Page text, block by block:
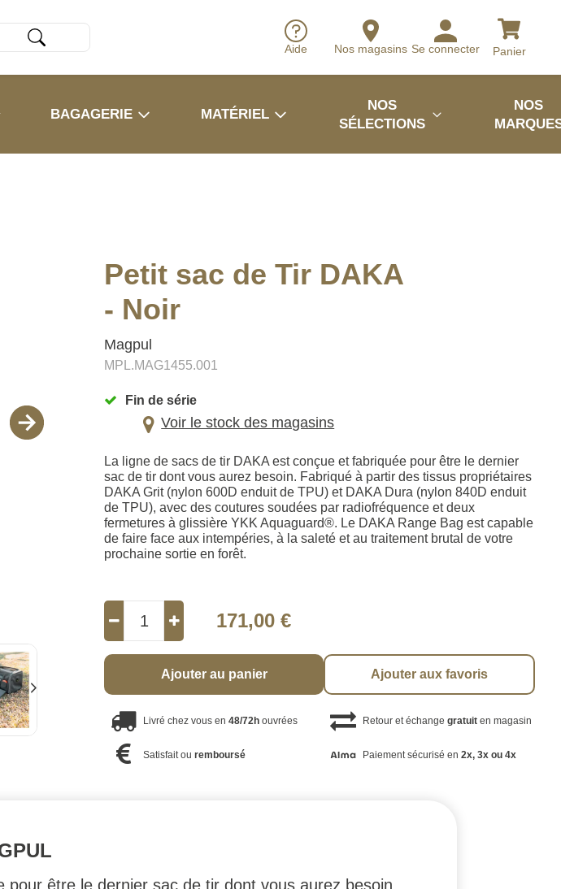
Aide Nos magasins Se connecter Panier
BAGAGERIE MATÉRIEL
NOS
SÉLECTIONS
NOS
Petit sac de Tir DAKA
- Noir
Magpul
MPL.MAG1455.001
Fin de série
Voir le stock des magasins
La ligne de sacs de tir DAKA est conçue et fabriquée pour être le dernier
sac de tir dont vous aurez besoin. Fabriqué à partir des tissus propriétaires
DAKA Grit (nylon 600D enduit de TPU) et DAKA Dura (nylon 840D enduit
de TPU), avec des coutures soudées par radiofréquence et deux
fermetures à glissière YKK Aquaguard®. Le DAKA Range Bag est capable
de faire face aux intempéries, à la saleté et au traitement brutal de votre
prochaine sortie en forêt.
171,00 €
Ajouter au panier Ajouter aux favoris
Livré chez vous en48/72h ouvrées Retour et échange gratuiten magasin
Satisfait ouremboursé Paiement sécurisé en 2x, 3x ou 4x
être le dernier sac de tir dont vous aurez besoin.